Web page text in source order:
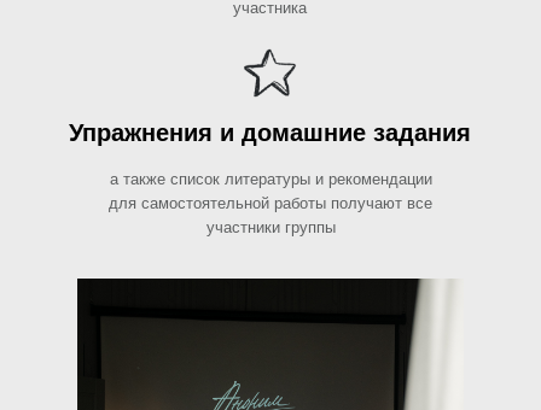
а также список литературы и рекомендации
для самостоятельной работы получают все
участники группы
Упражнения и домашние задания
участника